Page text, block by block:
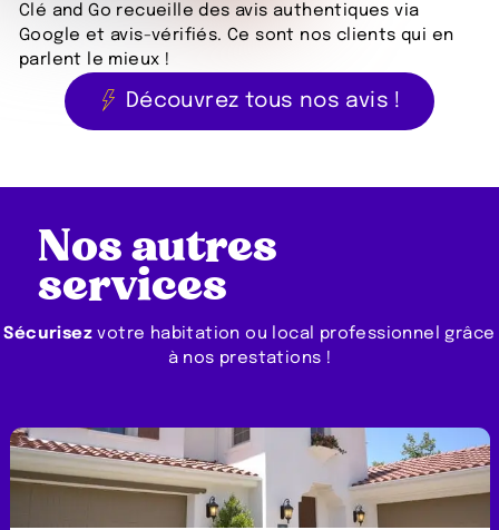
Clé and Go recueille des avis authentiques via
Google et avis-vérifiés. Ce sont nos clients qui en
parlent le mieux !
Découvrez tous nos avis !
Nos autres
services
Sécurisez votre habitation ou local professionnel grâce
à nos prestations !